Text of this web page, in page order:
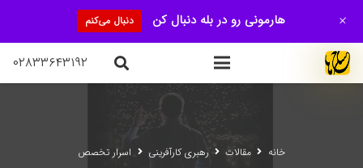
۰۲۸۳۳۶۴۳۱۹۲
خانه مقالات رهبری کارآفرینی اسرار تخصص
هارمونی رو در بله دنبال کن دنبال می‌کنم +